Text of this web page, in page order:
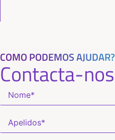
COMO PODEMOS AJUDAR?
Contacta-nos